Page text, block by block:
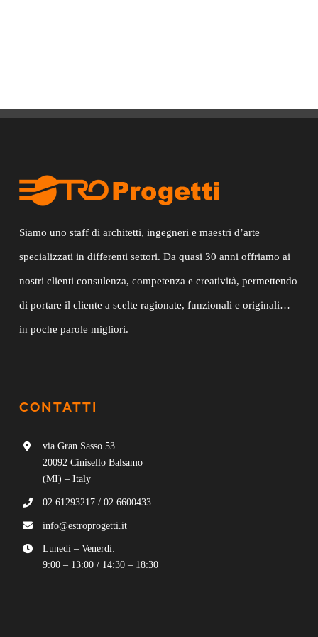
Siamo uno staff di architetti, ingegneri e maestri d’arte
specializzati in differenti settori. Da quasi 30 anni offriamo ai
nostri clienti consulenza, competenza e creatività, permettendo
di portare il cliente a scelte ragionate, funzionali e originali…
in poche parole migliori.
CONTATTI
via Gran Sasso 53
20092 Cinisello Balsamo
(MI) – Italy
02.61293217 /02.6600433
info@estroprogetti.it
Lunedì – Venerdì:
9:00 – 13:00 / 14:30 – 18:30